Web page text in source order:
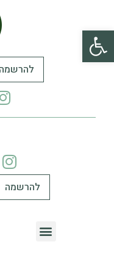
פתח סרגל
להרשמה
להרשמה